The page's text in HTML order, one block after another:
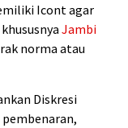
Icont agar
Jambi
norma atau
Diskresi